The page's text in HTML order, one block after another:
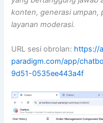
konten, generasi umpan,
layanan moderasi.
URL sesi obrolan: https://
paradigm.com/app/
9d51-0535ee443a4f